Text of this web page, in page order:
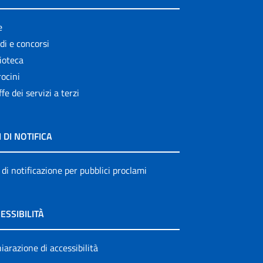
e concorsi
dei servizi a terzi
DI NOTIFICA
notificazione per pubblici proclami
di accessibilità